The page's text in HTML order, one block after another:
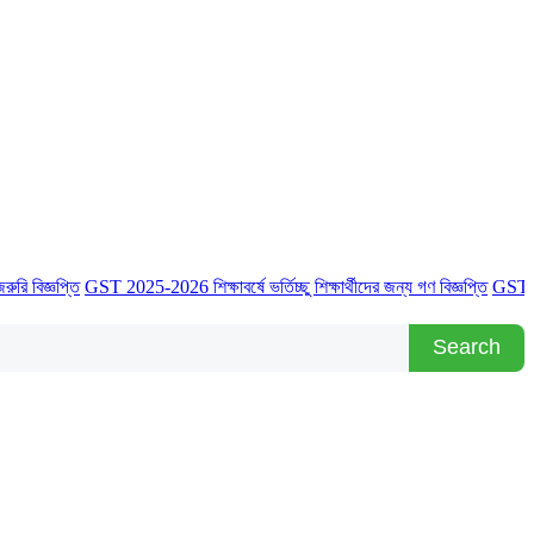
GST 2025-2026 শিক্ষাবর্ষে ভর্তিচ্ছু শিক্ষার্থীদের জন্য গণ বিজ্ঞপ্তি GST 2025-2026
Search